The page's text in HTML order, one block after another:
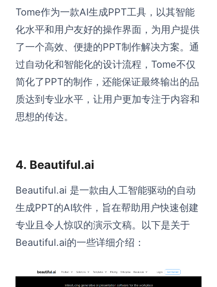
Tome作为一款AI生成PPT工具，以其智能
化水平和用户友好的操作界面，为用户提供
了一个高效、便捷的PPT制作解决方案。通
过自动化和智能化的设计流程，Tome不仅
简化了PPT的制作，还能保证最终输出的品
质达到专业水平，让用户更加专注于内容和
思想的传达。
4. Beautiful.ai
Beautiful.ai 是一款由人工智能驱动的自动
生成PPT的AI软件，旨在帮助用户快速创建
专业且令人惊叹的演示文稿。以下是关于
Beautiful.ai的一些详细介绍：